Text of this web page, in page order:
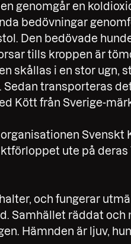
genomgår en
bedövningar
Den bedövade
tills kroppen är
skållas i en stor ugn,
transporteras
Kött från Sverige-
Svenskt
ute på deras
och fungerar
Samhället räddat och
Hämnden är ljuv,